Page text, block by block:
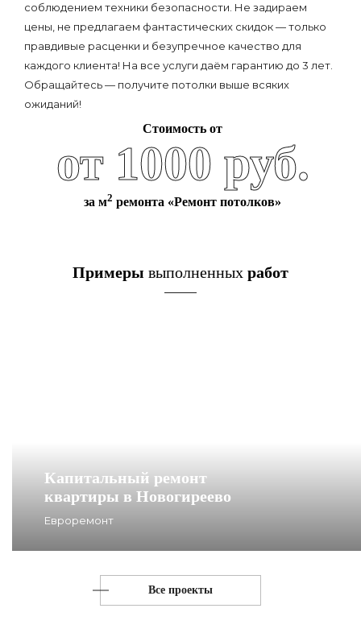
соблюдением техники безопасности. Не задираем
цены, не предлагаем фантастических скидок — только
правдивые расценки и безупречное качество для
каждого клиента! На все услуги даём гарантию до 3 лет.
Обращайтесь — получите потолки выше всяких
ожиданий!
Стоимость от
от 1000 руб.
за м2 ремонта «Ремонт потолков»
Примеры выполненных работ
Капитальный ремонт
квартиры в Новогиреево
Евроремонт
Все проекты